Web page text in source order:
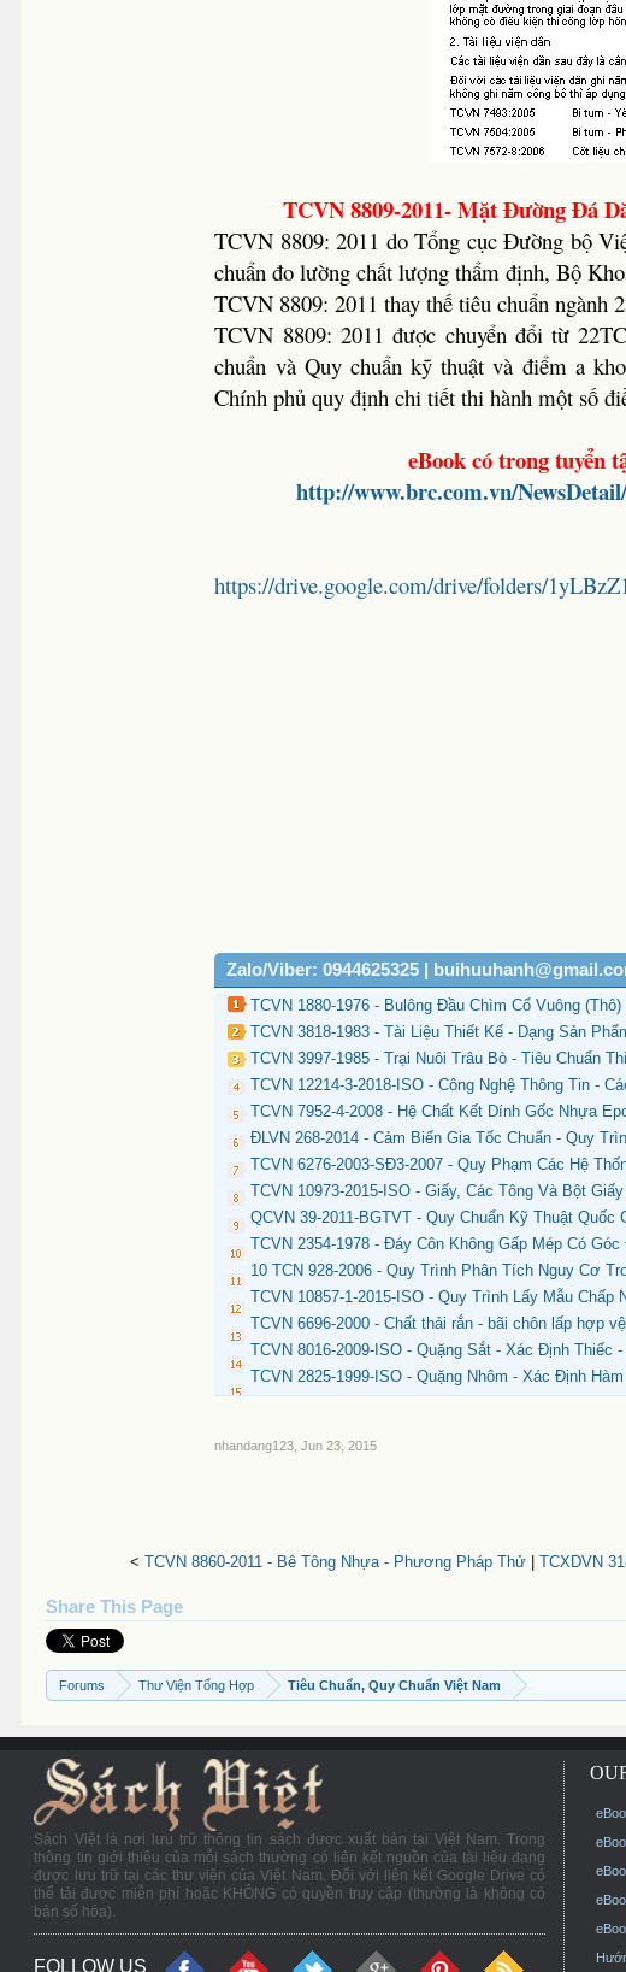
TCVN 8809-2011- Mặt Đường Đá
TCVN 8809: 2011 do Tổng cục Đường bộ
chuẩn đo lường chất lượng thẩm định, Bộ
TCVN 8809: 2011 thay thế tiêu chuẩn ngành
TCVN 8809: 2011 được chuyển đổi từ
chuẩn và Quy chuẩn kỹ thuật và điểm a
Chính phủ quy định chi tiết thi hành một số
eBook có trong tuyển
http://www.brc.com.vn/
https://drive.google.com/drive/folders/
Zalo/Viber: 0944625325 |
TCVN 1880-1976 - Bulông Đầu Chìm Cổ Vuông
TCVN 3818-1983 - Tài Liệu Thiết Kế - Dạng Sản
TCVN 3997-1985 - Trại Nuôi Trâu Bò - Tiêu Chuẩn
TCVN 12214-3-2018-ISO - Công Nghệ Thông Tin -
TCVN 7952-4-2008 - Hệ Chất Kết Dính Gốc Nhựa
ĐLVN 268-2014 - Cảm Biến Gia Tốc Chuẩn - Quy
TCVN 6276-2003-SĐ3-2007 - Quy Phạm Các Hệ
TCVN 10973-2015-ISO - Giấy, Các Tông Và Bột
QCVN 39-2011-BGTVT - Quy Chuẩn Kỹ Thuật
TCVN 2354-1978 - Đáy Côn Không Gấp Mép Có
10 TCN 928-2006 - Quy Trình Phân Tích Nguy Cơ
TCVN 10857-1-2015-ISO - Quy Trình Lấy Mẫu
TCVN 6696-2000 - Chất thải rắn - bãi chôn lấp hợp
TCVN 8016-2009-ISO - Quặng Sắt - Xác Định
TCVN 2825-1999-ISO - Quặng Nhôm - Xác Định
nhandang123 Jun 23, 2015
< TCVN 8860-2011 - Bê Tông Nhựa - Phương Pháp Thử| TCXDVN
Share This Page
Forums Thư Viện Tổng Hợp Tiêu Chuẩn, Quy Chuẩn Việt Nam
Sách Việt là nơi lưu trữ thông tin sách được xuất bản tại Việt Nam. Trong
thông tin giới thiệu của mỗi sách thường có liên kết nguồn của tài liệu đang
được lưu trữ tại các thư viện của Việt Nam. Đối với liên kết Google Drive có
thể tải được miễn phí hoặc KHÔNG có quyền truy cập (thường là không có
bản số hóa).
FOLLOW US